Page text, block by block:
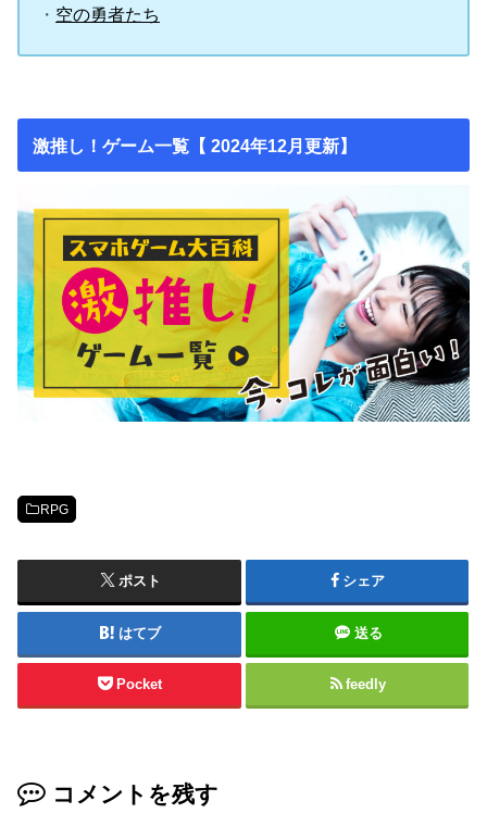
・ 空の勇者たち
激推し！ゲーム一覧【 2024年12月更新】
RPG
ポスト シェア
はてブ 送る
Pocket feedly
コメントを残す